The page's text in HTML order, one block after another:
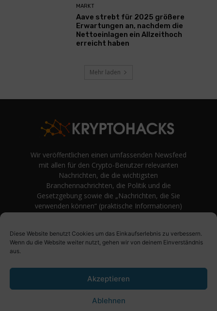
Diese Website benutzt Cookies um das Einkaufserlebnis zu verbessern.
Wenn du die Website weiter nutzt, gehen wir von deinem Einverständnis
aus.
Akzeptieren
Ablehnen
MARKT
Aave strebt für 2025 größere
Erwartungen an, nachdem die
Nettoeinlagen ein Allzeithoch
erreicht haben
Mehr laden
Wir veröffentlichen einen umfassenden Newsfeed
mit allen für den Crypto-Benutzer relevanten
Nachrichten, die die wichtigsten
Branchennachrichten, die Politik und die
Gesetzgebung sowie die „Nachrichten, die Sie
verwenden können“ (praktische Informationen)
Meinungen rund um Kryptowährung. Einfache
Logik und Beispiele aus der Praxis werden vor
bevorzugt.